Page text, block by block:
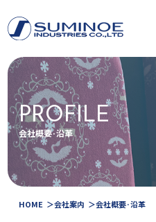
PROFILE
会社概要·沿革
HOME 会社案内 会社概要·沿革